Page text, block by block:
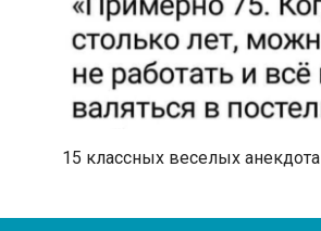
15 классных веселых анекдота